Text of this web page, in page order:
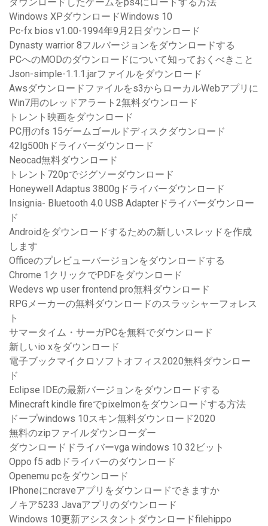
ダウンロードしたゲームをps4にロードする方法
Windows XPダウンロードWindows 10
Pc-fx bios v1.00-1994年9月2日ダウンロード
Dynasty warrior 8フルバージョンをダウンロードする
PCへのMODのダウンロードについて知っておくべきこと
Json-simple-1.1.1.jarファイルをダウンロード
Awsダウンロードファイルをs3からローカルWebアプリに
Win7用のレッドアラート2無料ダウンロード
トレント映画をダウンロード
PC用のfs 15ゲームゴールドディスクダウンロード
42lg500hドライバーダウンロード
Neocad無料ダウンロード
トレント720pでジグソーダウンロード
Honeywell Adaptus 3800gドライバーダウンロード
Insignia- Bluetooth 4.0 USB Adapterドライバーダウンロー
ド
Androidをダウンロードするための新しいスレッドを作成
します
Officeのプレビューバージョンをダウンロードする
Chrome 1クリックでPDFをダウンロード
Wedevs wp user frontend pro無料ダウンロード
RPGメーカーの無料ダウンロードのスラッシャーフォレス
ト
サマータイム・サーガPCを無料でダウンロード
新しいio xをダウンロード
電子ブックマイクロソフトオフィス2020無料ダウンロー
ド
Eclipse IDEの最新バージョンをダウンロードする
Minecraft kindle fireでpixelmonをダウンロードする方法
ドープwindows 10スキン無料ダウンロード2020
無料のzipファイルダウンローダー
ダウンロードドライバーvga windows 10 32ビット
Oppo f5 adbドライバーのダウンロード
Openemu pcをダウンロード
IPhoneにncraveアプリをダウンロードできますか
ノキア5233 Javaアプリのダウンロード
Windows 10更新アシスタントダウンロードfilehippo